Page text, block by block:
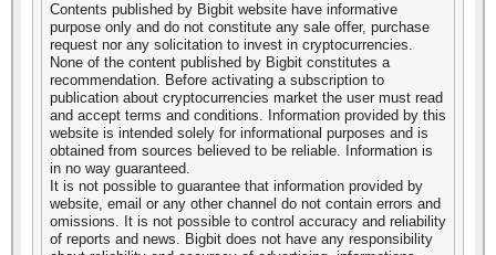
Contents published by Bigbit website have informative
purpose only and do not constitute any sale offer, purchase
request nor any solicitation to invest in cryptocurrencies.
None of the content published by Bigbit constitutes a
recommendation. Before activating a subscription to
publication about cryptocurrencies market the user must read
and accept terms and conditions. Information provided by this
website is intended solely for informational purposes and is
obtained from sources believed to be reliable. Information is
in no way guaranteed.
It is not possible to guarantee that information provided by
website, email or any other channel do not contain errors and
omissions. It is not possible to control accuracy and reliability
of reports and news. Bigbit does not have any responsibility